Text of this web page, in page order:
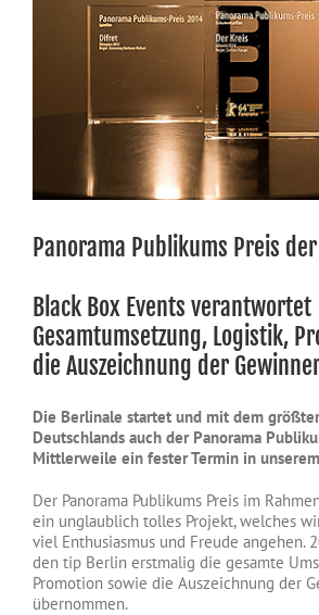
Panorama Publikums Preis
Black Box Events verantwortet
Gesamtumsetzung, Logistik,
die Auszeichnung der
Die Berlinale startet und mit dem
Deutschlands auch der Panorama
Mittlerweile ein fester Termin in
Der Panorama Publikums Preis im
ein unglaublich tolles Projekt, welches
viel Enthusiasmus und Freude angehen.
den tip Berlin erstmalig die gesamte
Promotion sowie die Auszeichnung der
übernommen.